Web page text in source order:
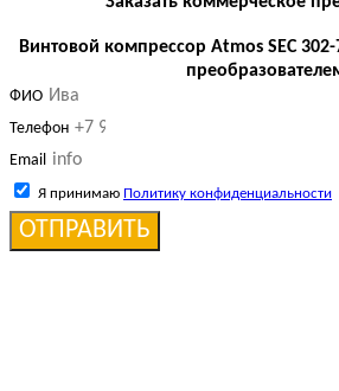
Винтовой компрессор Atmos SEC
ФИО
Телефон
Email
Я принимаю Политику конфиденциальности
ОТПРАВИТЬ